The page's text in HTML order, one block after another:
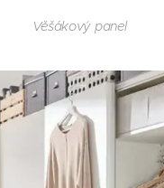
Věšákový panel